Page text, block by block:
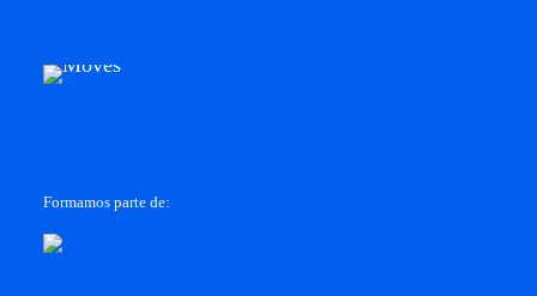
Formamos parte de: